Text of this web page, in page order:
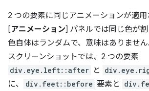
2 つの要素に同じアニメーションが適用
[アニメーション] パネルでは同じ色が割
色自体はランダムで、意味はありませ
スクリーンショットでは、2 つの要素
div.eye.left::after と
に、 div.feet::before 要素と